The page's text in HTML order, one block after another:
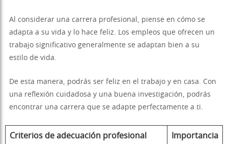
Al considerar una carrera profesional, piense en cómo se
adapta a su vida y lo hace feliz. Los empleos que ofrecen un
trabajo significativo generalmente se adaptan bien a su
estilo de vida.
De esta manera, podrás ser feliz en el trabajo y en casa. Con
una reflexión cuidadosa y una buena investigación, podrás
encontrar una carrera que se adapte perfectamente a ti.
Criterios de adecuación profesional Importancia